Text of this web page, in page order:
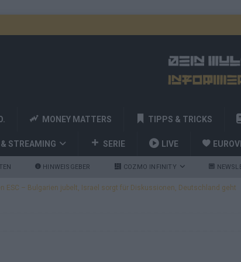
MONEY MATTERS TIPPS & TRICKS
& STREAMING SERIE LIVE
HINWEISGEBER COZMO INFINITY
ESC – Bulgarien jubelt, Israel sorgt für Diskussionen, Deutschland geht